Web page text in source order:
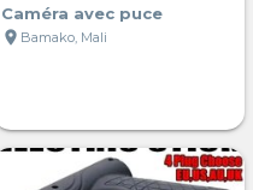
Caméra avec puce
location_on Bamako, Mali